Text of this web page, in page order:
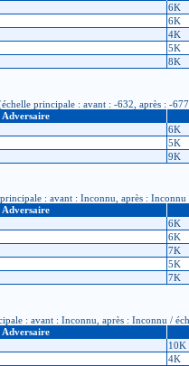
6K
6K
4K
5K
8K
principale : avant : -632, après : -
Adversaire
6K
5K
9K
: avant : Inconnu, après :
Adversaire
6K
6K
7K
5K
7K
: avant : Inconnu, après : Inconnu /
Adversaire
10K
4K